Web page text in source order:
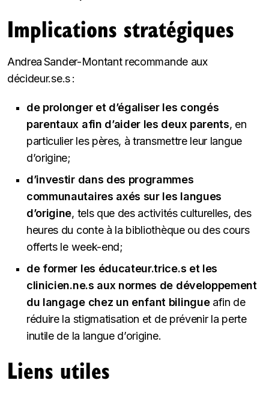
Implications stratégiques
Andrea Sander-Montant recommande aux
décideur.se.s :
de prolonger et d’égaliser les congés
parentaux afin d’aider les deux parents, en
particulier les pères, à transmettre leur langue
d’origine;
d’investir dans des programmes
communautaires axés sur les langues
d’origine, tels que des activités culturelles, des
heures du conte à la bibliothèque ou des cours
offerts le week-end;
de former les éducateur.trice.s et les
clinicien.ne.s aux normes de développement
du langage chez un enfant bilingueafin de
réduire la stigmatisation et de prévenir la perte
inutile de la langue d’origine.
Liens utiles